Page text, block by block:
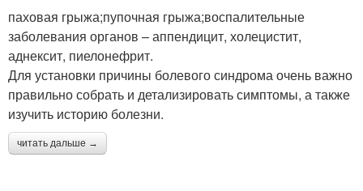
паховая грыжа;пупочная грыжа;воспалительные
заболевания органов – аппендицит, холецистит,
аднексит, пиелонефрит.
Для установки причины болевого синдрома очень важно
правильно собрать и детализировать симптомы, а также
изучить историю болезни.
читать дальше →